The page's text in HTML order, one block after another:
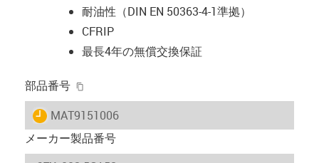
耐油性（DIN EN 50363-4-1準拠）
CFRIP
最長4年の無償交換保証
部品番号
igus-icon-lieferzeit
MAT9151006
メーカー製品番号